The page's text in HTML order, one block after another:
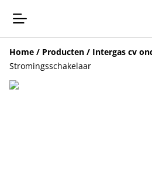
Home / Producten / Intergas cv
Stromingsschakelaar